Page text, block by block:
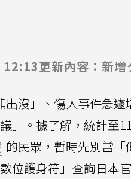
更新內容：新增
出沒」、傷人事件急
」。據了解，統計至
的民眾，暫時先別當
位護身符」查詢日本